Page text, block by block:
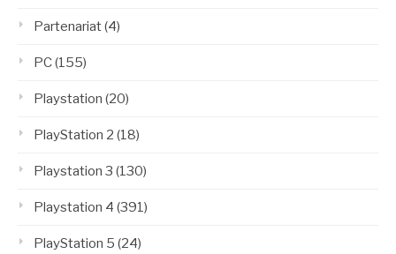
Partenariat(4)
PC(155)
Playstation (20)
PlayStation 2 (18)
Playstation 3 (130)
Playstation 4 (391)
PlayStation 5 (24)